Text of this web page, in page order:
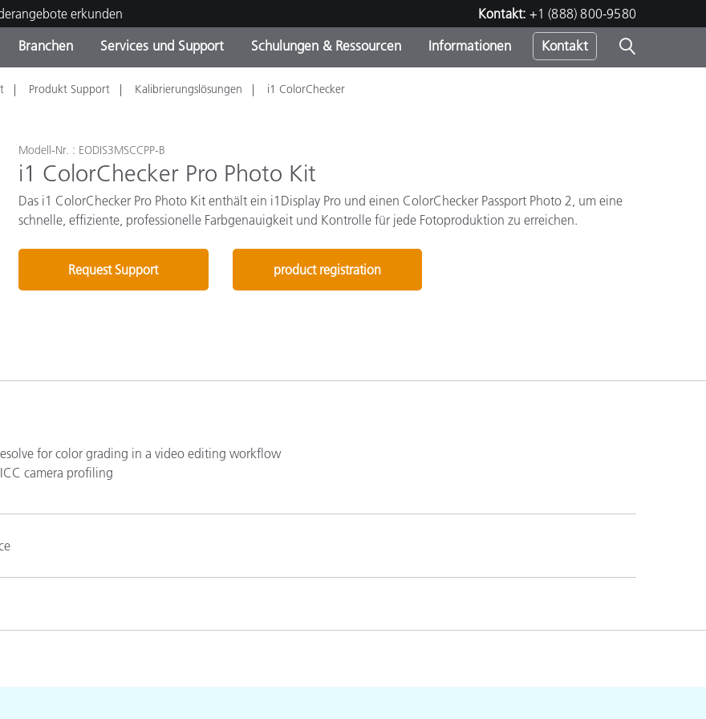
erkunden Kontakt: +1 (888) 800-9580
Eingestellte Produkte - Finden
Online Store
Branchen
und Lacke
OEM Display & Printer
Verbrauchsgüter
Food Color Measurement
Services und Support
Wartung Kontakt zu unserem Team
Schulungen & Ressourcen
Center
Beratungen & Audits
Top Downloads
Weitere Ressourcen
Informationen Kontakt
Produkt Support Kalibrierungslösungen
i1 ColorChecker
Modell-Nr. : EODIS3MSCCPP-B
i1 ColorChecker Pro Photo Kit
Das i1 ColorChecker Pro Photo Kit enthält ein i1Display Pro und einen ColorChecker Passport Photo 2, um eine
schnelle, effiziente, professionelle Farbgenauigkeit und Kontrolle für jede Fotoproduktion zu erreichen.
Request Support product registration
for color grading in a video editing workflow
camera profiling